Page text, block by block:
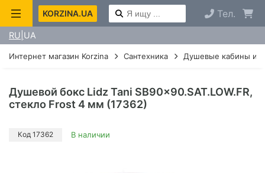
KORZINA.UA Тел.
RU UA
Интернет магазин Korzina Сантехника Душевые кабины и
Душевой бокс Lidz Tani SB90x90.SAT.LOW.FR,
стекло Frost 4 мм (17362)
Код 17362 В наличии